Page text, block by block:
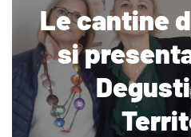
Le cantine
si